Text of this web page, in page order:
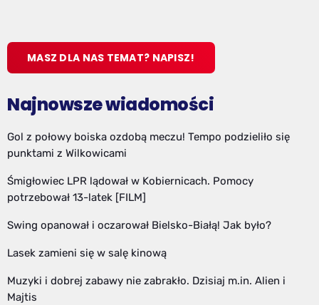
MASZ DLA NAS TEMAT? NAPISZ!
Najnowsze wiadomości
Gol z połowy boiska ozdobą meczu! Tempo podzieliło się
punktami z Wilkowicami
Śmigłowiec LPR lądował w Kobiernicach. Pomocy
potrzebował 13-latek [FILM]
Swing opanował i oczarował Bielsko-Białą! Jak było?
Lasek zamieni się w salę kinową
Muzyki i dobrej zabawy nie zabrakło. Dzisiaj m.in. Alien i
Majtis